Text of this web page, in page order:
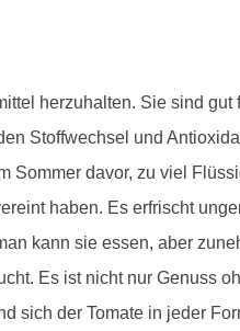
herzuhalten. Sie sind gut
Stoffwechsel und
Sommer davor, zu viel
haben. Es erfrischt
kann sie essen, aber
Es ist nicht nur Genuss
sich der Tomate in jeder